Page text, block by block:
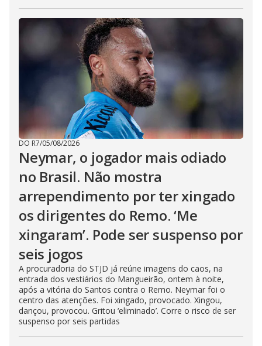
DO R7/05/08/2026
Neymar, o jogador mais odiado
no Brasil. Não mostra
arrependimento por ter xingado
os dirigentes do Remo. ‘Me
xingaram’. Pode ser suspenso por
seis jogos
A procuradoria do STJD já reúne imagens do caos, na
entrada dos vestiários do Mangueirão, ontem à noite,
após a vitória do Santos contra o Remo. Neymar foi o
centro das atenções. Foi xingado, provocado. Xingou,
dançou, provocou. Gritou ‘eliminado’. Corre o risco de ser
suspenso por seis partidas